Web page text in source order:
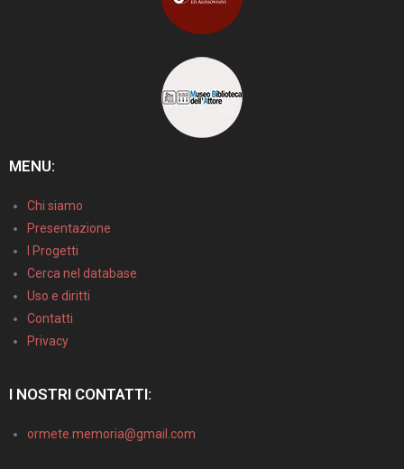
MENU:
Chi siamo
Presentazione
I Progetti
Cerca nel database
Uso e diritti
Contatti
Privacy
I NOSTRI CONTATTI:
ormete.memoria@gmail.com